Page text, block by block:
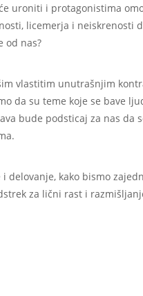
uroniti i protagonistima
licemerja i neiskrenosti
od nas?
vlastitim unutrašnjim
da su teme koje se bave
bude podsticaj za nas da
delovanje, kako bismo
za lični rast i